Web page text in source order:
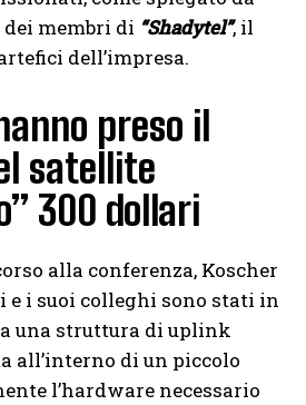
dei membri di “Shadytel”, il
dell’impresa.
preso il
satellite
300 dollari
alla conferenza, Koscher
e i suoi colleghi sono stati in
una struttura di uplink
all’interno di un piccolo
l’hardware necessario